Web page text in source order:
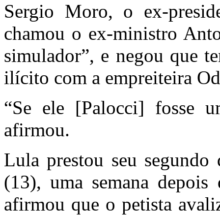
Sergio Moro, o ex-
chamou o ex-ministro
simulador”, e negou que
ilícito com a empreiteira
“Se ele [Palocci] fosse
afirmou.
Lula prestou seu
(13), uma semana
afirmou que o petista